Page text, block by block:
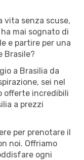
vita senza scuse,
mai sognato di
e partire per una
Brasile?
a Brasilia da
sei nel
offerte incredibili
a prezzi
per prenotare il
noi. Offriamo
ogni